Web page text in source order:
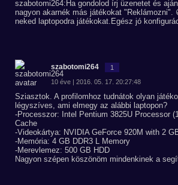
szabotomi264:Ha gondolod írj üzenetet és
nagyon akarnék más játékokat "Reklámozni".
neked laptopodra játékokat.Egész jó
szabotomi264 1
10 éve | 2016. 05. 17. 20:27:48
Sziasztok. A profilomhoz tudnátok olyan
légyszíves, ami elmegy az alábbi laptopon?
-Processzor: Intel Pentium 3825U Processor
Cache
-Videokártya: NVIDIA GeForce 920M with 2
-Memória: 4 GB DDR3 L Memory
-Merevlemez: 500 GB HDD
Nagyon szépen köszönöm mindenkinek a